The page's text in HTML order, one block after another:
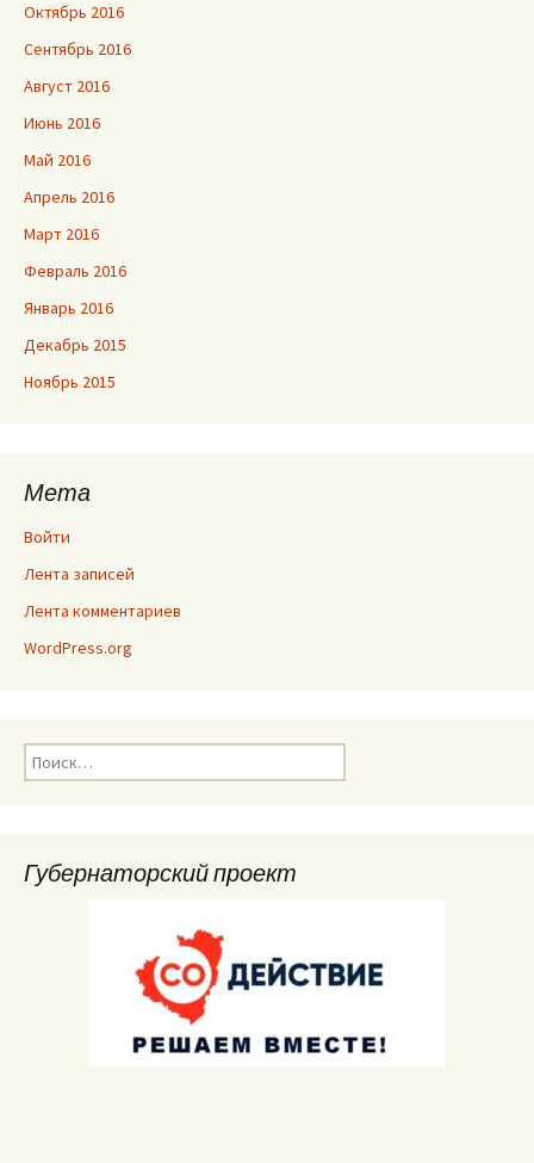
Октябрь 2016
Сентябрь 2016
Август 2016
Июнь 2016
Май 2016
Апрель 2016
Март 2016
Февраль 2016
Январь 2016
Декабрь 2015
Ноябрь 2015
Мета
Войти
Лента записей
Лента комментариев
WordPress.org
Найти:
Губернаторский проект